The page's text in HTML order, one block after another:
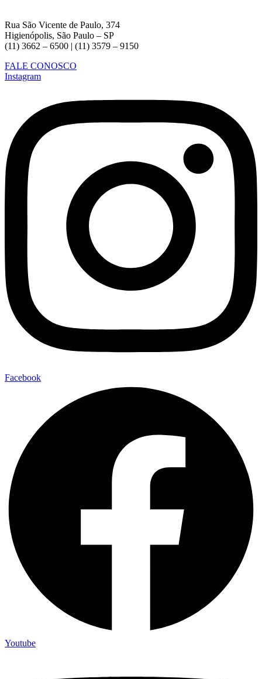
Rua São Vicente de Paulo, 374
Higienópolis, São Paulo – SP
(11) 3662 – 6500 | (11) 3579 – 9150
FALE CONOSCO
Instagram
Facebook
Youtube